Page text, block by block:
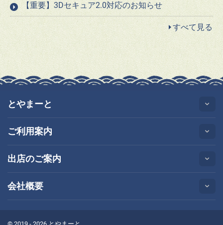
【重要】3Dセキュア2.0対応のお知らせ
すべて見る
とやまーと
ご利用案内
出店のご案内
会社概要